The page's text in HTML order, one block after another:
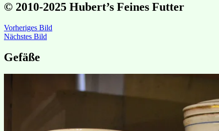
© 2010-2025 Hubert’s Feines Futter
Vorheriges Bild
Nächstes Bild
Gefäße